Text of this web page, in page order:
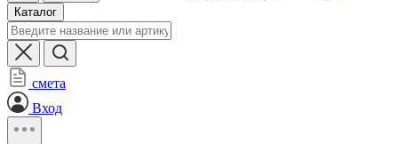
Каталог
смета
Вход